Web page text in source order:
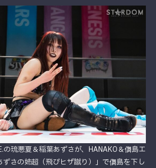
の琉悪夏＆稲葉あずさが、HANAKO＆儛島エ
ずさの姉超（飛びヒザ蹴り）」で儛島を下し